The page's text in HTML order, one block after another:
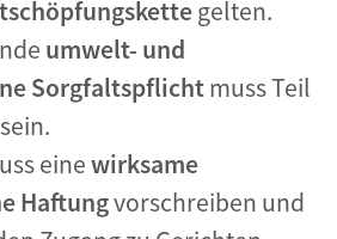
gelten.
umwelt- und
Sorgfaltspflichtmuss Teil
einewirksame
Haftungvorschreiben und